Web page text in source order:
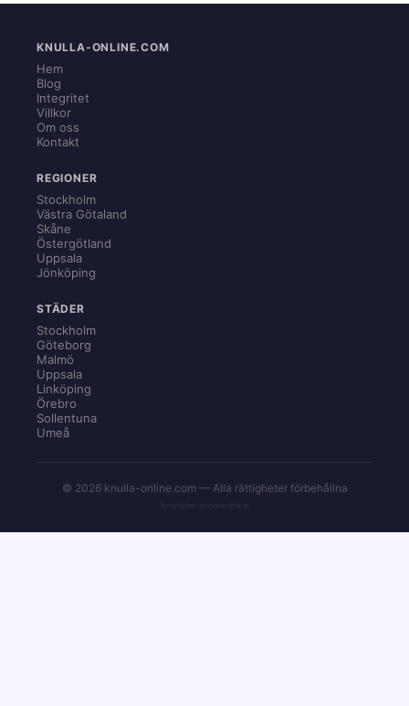
KNULLA-ONLINE.COM
Hem
Blog
Integritet
Villkor
Om oss
Kontakt
REGIONER
Stockholm
Västra Götaland
Skåne
Östergötland
Uppsala
Jönköping
STÄDER
Stockholm
Göteborg
Malmö
Uppsala
Linköping
Örebro
Sollentuna
Umeå
© 2026 knulla-online.com — Alla rättigheter förbehållna